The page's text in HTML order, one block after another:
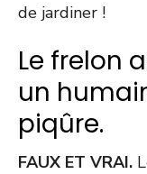
de jardiner !
Le frelon
un
piqûre.
FAUX ET VRAI.